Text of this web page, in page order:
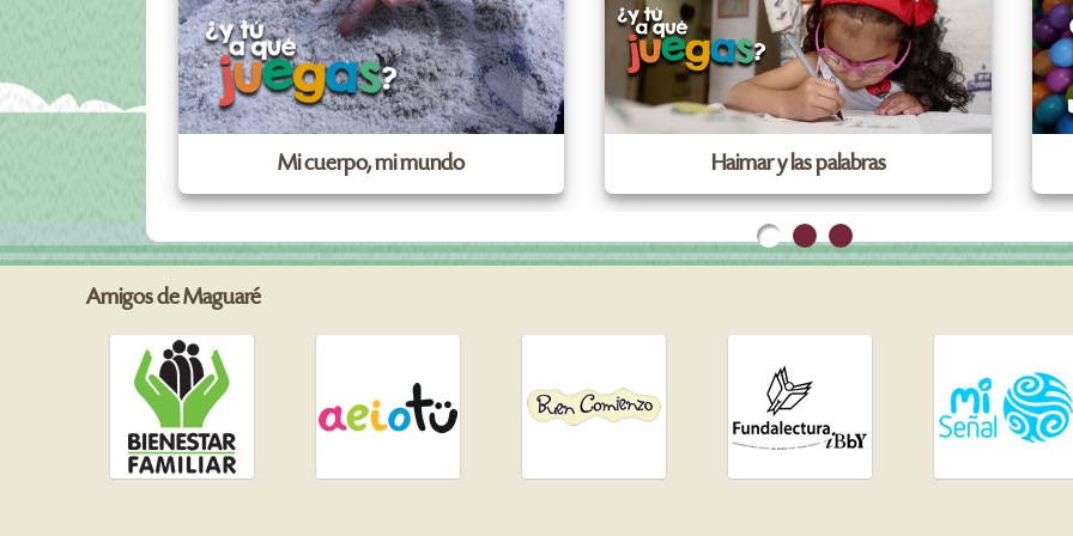
Mi cuerpo, mi mundo Haimar y las palabras
Amigos de Maguaré